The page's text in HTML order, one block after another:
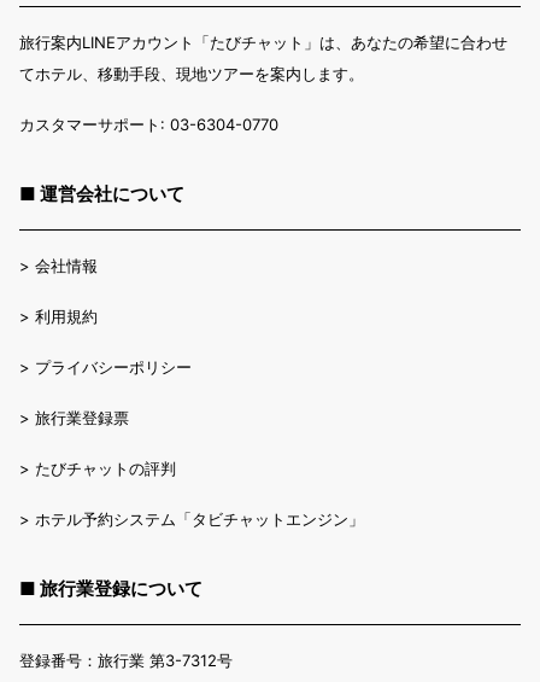
旅行案内LINEアカウント「たびチャット」は、あなたの希望に合わせ
てホテル、移動手段、現地ツアーを案内します。
カスタマーサポート: 03-6304-0770
■ 運営会社について
> 会社情報
> 利用規約
> プライバシーポリシー
> 旅行業登録票
> たびチャットの評判
> ホテル予約システム「タビチャットエンジン」
■ 旅行業登録について
登録番号：旅行業 第3-7312号